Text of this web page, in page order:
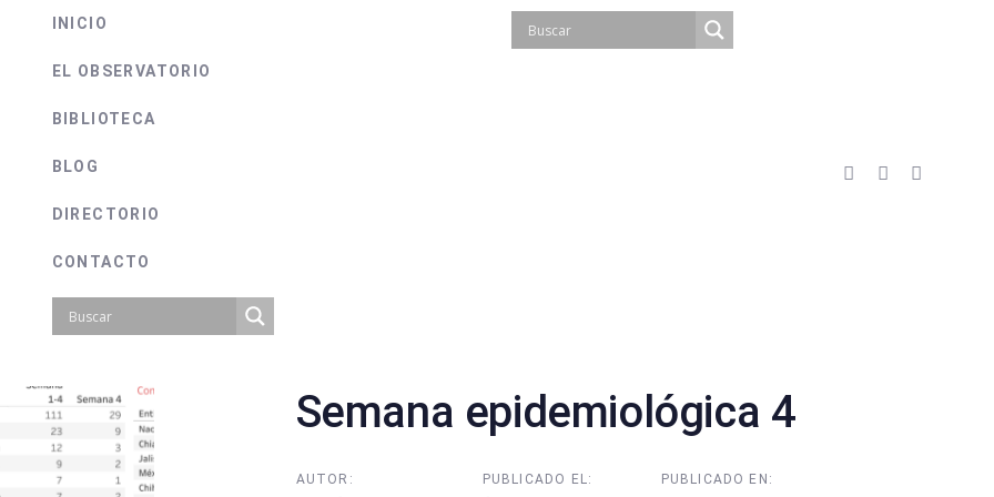
INICIO
EL OBSERVATORIO
BIBLIOTECA
BLOG
DIRECTORIO
CONTACTO
Semana epidemiológica 4
AUTOR: PUBLICADO EL: PUBLICADO EN: